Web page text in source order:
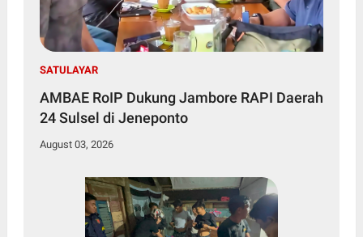
SATULAYAR
AMBAE RoIP Dukung Jambore RAPI Daerah
24 Sulsel di Jeneponto
August 03, 2026